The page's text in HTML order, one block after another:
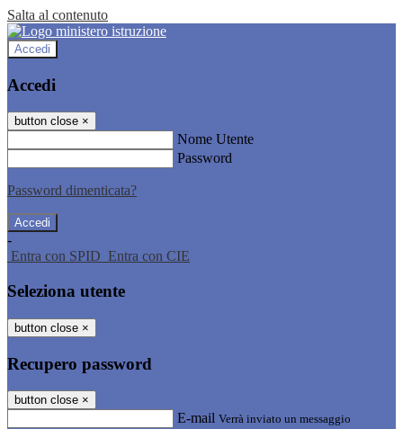
Salta al contenuto
Accedi
Accedi
button close ×
Nome Utente
Password
Password dimenticata?
-
Entra con SPID Entra con CIE
Seleziona utente
button close ×
Recupero password
button close ×
E-mail Verrà inviato un messaggio